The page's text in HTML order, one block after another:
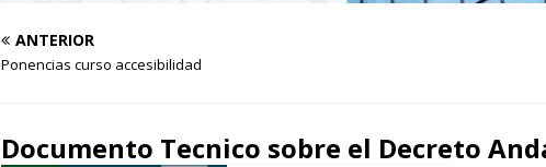
ANTERIOR
Ponencias curso accesibilidad
Documento Tecnico sobre el Decreto